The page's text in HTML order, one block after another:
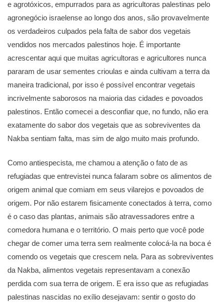
e agrotóxicos, empurrados para as agricultoras palestinas pelo
agronegócio israelense ao longo dos anos, são provavelmente
os verdadeiros culpados pela falta de sabor dos vegetais
vendidos nos mercados palestinos hoje. É importante
acrescentar aqui que muitas agricultoras e agricultores nunca
pararam de usar sementes crioulas e ainda cultivam a terra da
maneira tradicional, por isso é possível encontrar vegetais
incrivelmente saborosos na maioria das cidades e povoados
palestinos. Então comecei a desconfiar que, no fundo, não era
exatamente do sabor dos vegetais que as sobreviventes da
Nakba sentiam falta, mas sim de algo muito mais profundo.
Como antiespecista, me chamou a atenção o fato de as
refugiadas que entrevistei nunca falaram sobre os alimentos de
origem animal que comiam em seus vilarejos e povoados de
origem. Por não estarem fisicamente conectados à terra, como
é o caso das plantas, animais são atravessadores entre a
comedora humana e o território. O mais perto que você pode
chegar de comer uma terra sem realmente colocá-la na boca é
comendo os vegetais que crescem nela. Para as sobreviventes
da Nakba, alimentos vegetais representavam a conexão
perdida com sua terra de origem. E era isso que as refugiadas
palestinas nascidas no exílio desejavam: sentir o gosto do